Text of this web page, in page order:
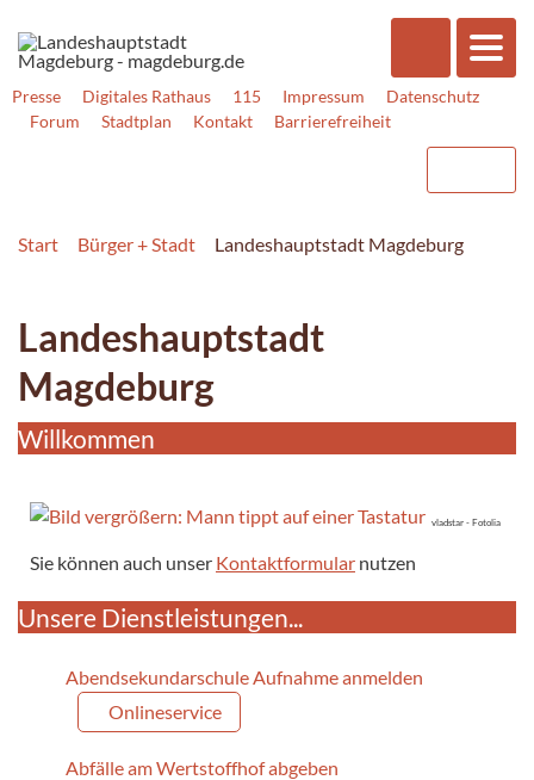
Presse Digitales Rathaus 115 Impressum
Datenschutz
Forum
Stadtplan Kontakt Barrierefreiheit
Start Bürger + Stadt Landeshauptstadt Magdeburg
Landeshauptstadt
Magdeburg
Willkommen
vladstar - Fotolia
Sie können auch unser Kontaktformular nutzen
Unsere Dienstleistungen...
Abendsekundarschule Aufnahme anmelden
Onlineservice
Abfälle am Wertstoffhof abgeben